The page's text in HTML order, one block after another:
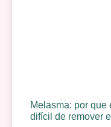
Melasma: por que
difícil de remover